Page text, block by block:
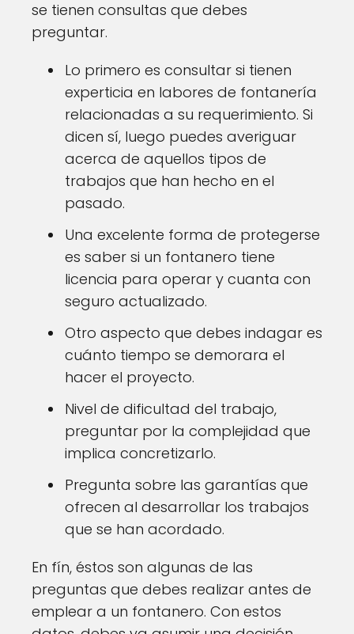
se tienen consultas que debes
preguntar.
Lo primero es consultar si tienen
experticia en labores de fontanería
relacionadas a su requerimiento. Si
dicen sí, luego puedes averiguar
acerca de aquellos tipos de
trabajos que han hecho en el
pasado.
Una excelente forma de protegerse
es saber si un fontanero tiene
licencia para operar y cuanta con
seguro actualizado.
Otro aspecto que debes indagar es
cuánto tiempo se demorara el
hacer el proyecto.
Nivel de dificultad del trabajo,
preguntar por la complejidad que
implica concretizarlo.
Pregunta sobre las garantías que
ofrecen al desarrollar los trabajos
que se han acordado.
En fín, éstos son algunas de las
preguntas que debes realizar antes de
emplear a un fontanero. Con estos